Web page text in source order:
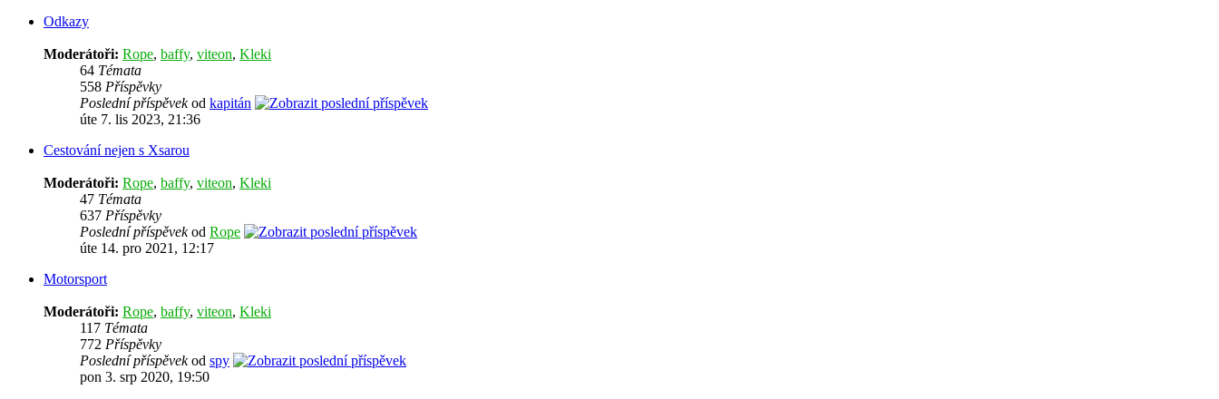
Odkazy
Moderátoři: Rope, baffy, viteon, Kleki
64 Témata
558 Příspěvky
Poslední příspěvekod kapitán
úte 7. lis 2023, 21:36
Cestování nejen s Xsarou
Moderátoři: Rope, baffy, viteon, Kleki
47 Témata
637 Příspěvky
Poslední příspěvekod Rope
úte 14. pro 2021, 12:17
Motorsport
Moderátoři: Rope, baffy, viteon, Kleki
117 Témata
772 Příspěvky
Poslední příspěvekod spy
pon 3. srp 2020, 19:50